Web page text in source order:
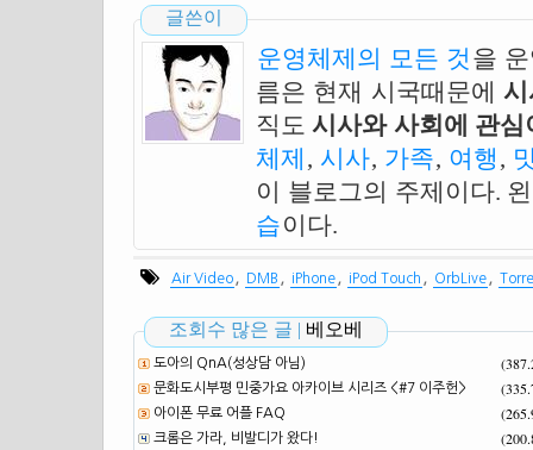
글쓴이
운영체제의 모든 것 을
름은 현재 시국때문에
직도 시사와 사회에 관
체제 , 시사, 가족, 여행 ,
이 블로그의 주제이다.
습이다.
Air Video DMB iPhone iPod Touch OrbLive
조회수 많은 글 | 베오베
도아의 QnA(성상담 아님)
문화도시부평 민중가요 아카이브 시리즈 <#7 이주헌>
아이폰 무료 어플 FAQ
크롬은 가라, 비발디가 왔다!